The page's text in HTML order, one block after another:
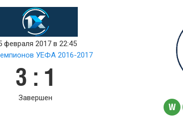
февраля 2017 в 22:45
УЕФА 2016-2017
3 : 1
Завершен
W